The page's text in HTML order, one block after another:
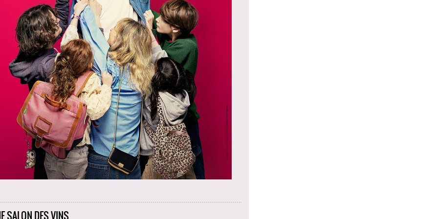
SALON DES VINS